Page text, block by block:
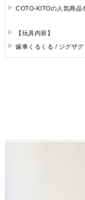
COTO-KITOの人気商品
【玩具内容】
歯車くるくる / ジグザ